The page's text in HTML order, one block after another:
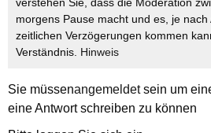
morgens Pause macht und es, je nach
zeitlichen Verzögerungen kommen
Verständnis. Hinweis
Sie müssenangemeldetsein um
eine Antwort schreiben zu können